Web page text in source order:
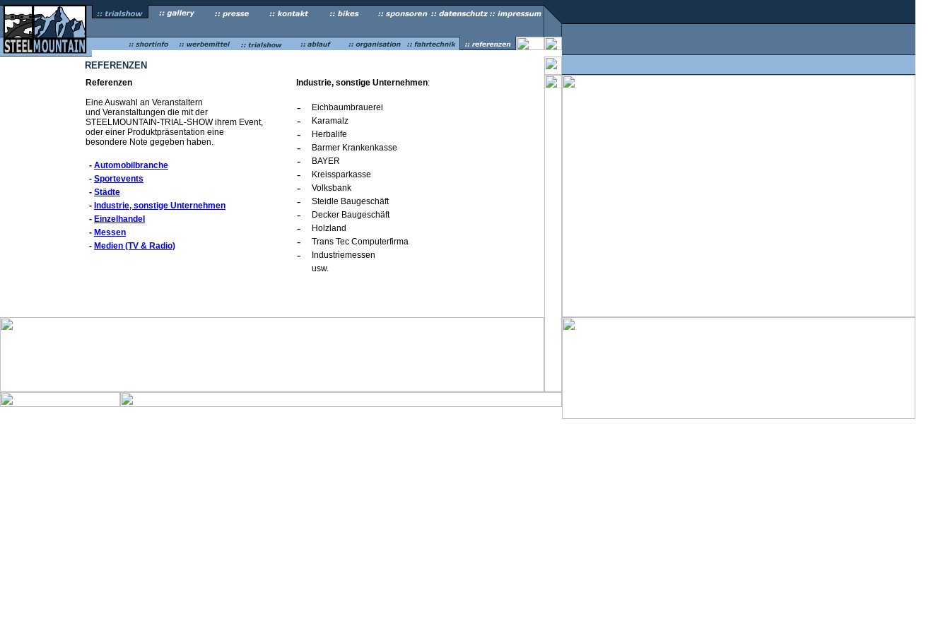
REFERENZEN
Referenzen
Eine Auswahl an Veranstaltern
und Veranstaltungen die mit der
STEELMOUNTAIN-TRIAL-SHOW ihrem Event,
oder einer Produktpräsentation eine
besondere Note gegeben haben.
- Automobilbranche
- Sportevents
- Städte
- Industrie, sonstige Unternehmen
- Einzelhandel
- Messen
- Medien (TV & Radio)
Industrie, sonstige Unternehmen:
- Eichbaumbrauerei
- Karamalz
- Herbalife
- Barmer Krankenkasse
- BAYER
- Kreissparkasse
- Volksbank
- Steidle Baugeschäft
- Decker Baugeschäft
- Holzland
- Trans Tec Computerfirma
-
Industriemessen
usw.